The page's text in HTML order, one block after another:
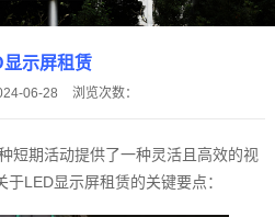
显示屏租赁
06-28 浏览次数：
短期活动提供了一种灵活且高效的视
LED显示屏租赁的关键要点：